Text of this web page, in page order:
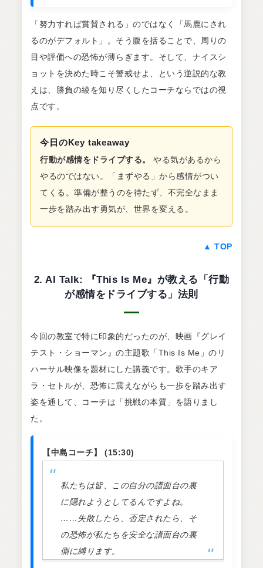
「努力すれば賞賛される」のではなく「馬鹿にされ
るのがデフォルト」。そう腹を括ることで、周りの
目や評価への恐怖が薄らぎます。そして、ナイスシ
ョットを決めた時こそ警戒せよ、という逆説的な教
えは、勝負の綾を知り尽くしたコーチならではの視
点です。
今日のKey takeaway
行動が感情をドライブする。
やる気があるから
やるのではない。「まずやる」から感情がつい
てくる。準備が整うのを待たず、不完全なまま
一歩を踏み出す勇気が、世界を変える。
▲ TOP
2. AI Talk: 『This Is Me』が教える「行動
が感情をドライブする」法則
今回の教室で特に印象的だったのが、映画『グレイ
テスト・ショーマン』の主題歌「This Is Me」のリ
ハーサル映像を題材にした講義です。歌手のキア
ラ・セトルが、恐怖に震えながらも一歩を踏み出す
姿を通して、コーチは「挑戦の本質」を語りまし
た。
【中島コーチ】 (15:30)
私たちは皆、この自分の譜面台の裏
に隠れようとしてるんですよね。
……失敗したら、否定されたら、そ
の恐怖が私たちを安全な譜面台の裏
側に縛ります。